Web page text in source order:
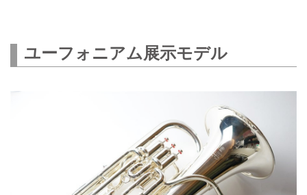
ユーフォニアム展示モデル